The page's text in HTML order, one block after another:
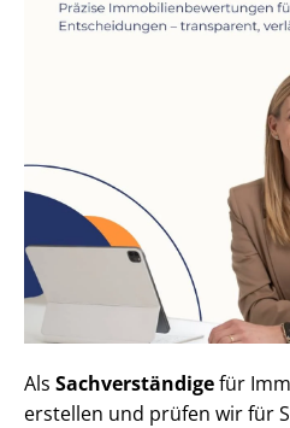
Als Sachverständigefür
erstellen und prüfen wir für